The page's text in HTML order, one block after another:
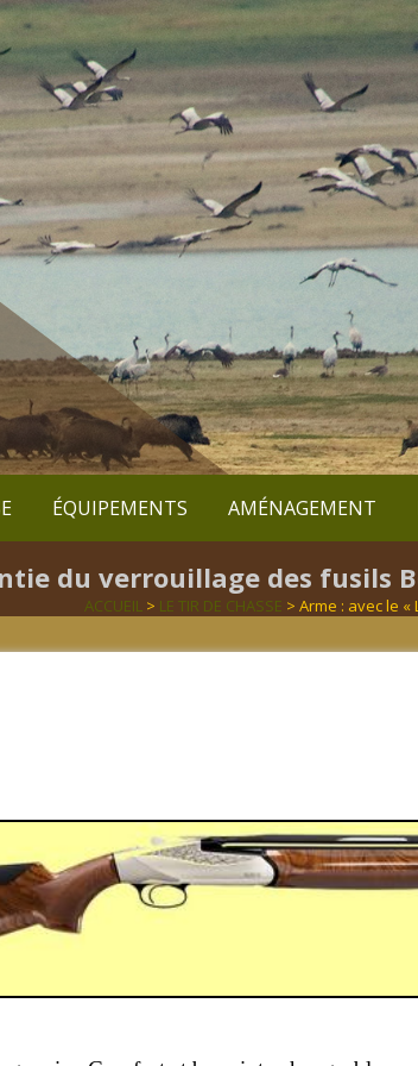
ÉQUIPEMENTS AMÉNAGEMENT
du verrouillage des fusils
ACCUEIL > LE TIR DE CHASSE > Arme : avec le